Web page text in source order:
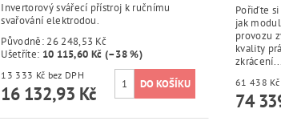
Invertorový svářecí přístroj k ručnímu
svařování elektrodou.
Původně: 26 248,53 Kč
Ušetříte: 10 115,60 Kč (–38 %)
13 333 Kč bez DPH
16 132,93 Kč
Pořiďte
jak
provozu
kvality
zkrácení...
74